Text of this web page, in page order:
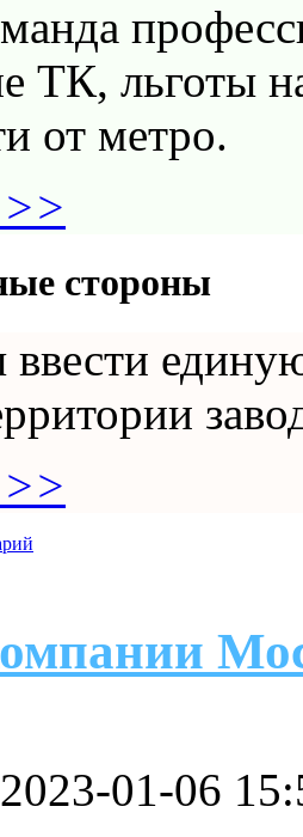
ТК, льготы
от метро.
>>
стороны
>>
2023-01-06